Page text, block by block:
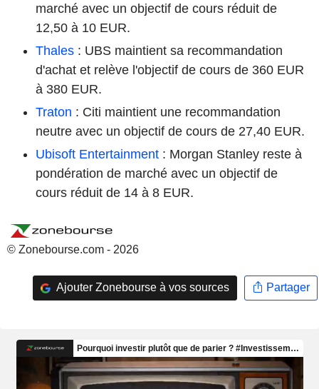
marché avec un objectif de cours réduit de
12,50 à 10 EUR.
Thales : UBS maintient sa recommandation
d'achat et relève l'objectif de cours de 360 EUR
à 380 EUR.
Traton : Citi maintient une recommandation
neutre avec un objectif de cours de 27,40 EUR.
Ubisoft Entertainment : Morgan Stanley reste à
pondération de marché avec un objectif de
cours réduit de 14 à 8 EUR.
© Zonebourse.com - 2026
Ajouter Zonebourse à vos sources Partager